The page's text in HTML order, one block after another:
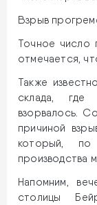
Взрыв
Точное число
отмечается,
Также
склада, где
взорвалось.
причиной
который, по
производства
Напомним,
столицы